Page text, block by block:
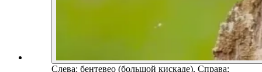
Слева: бентевео (большой кискаде). Справа: